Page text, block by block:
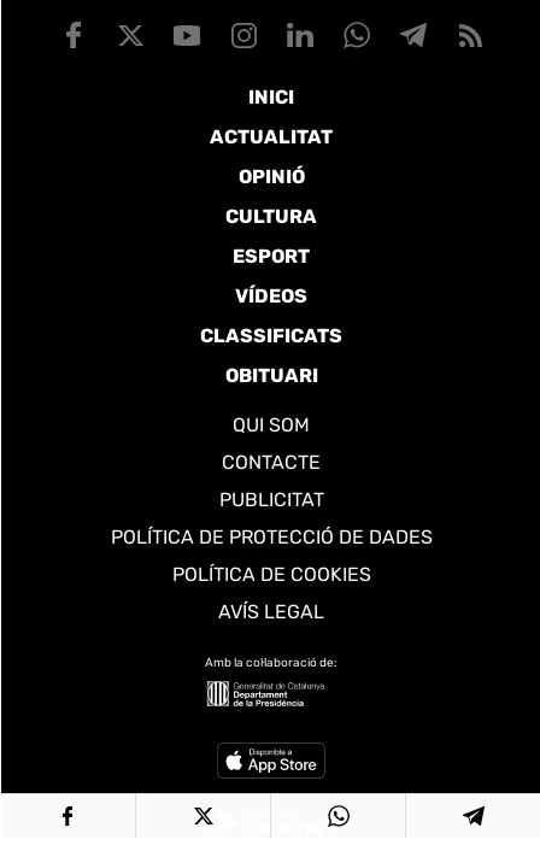
INICI
ACTUALITAT
OPINIÓ
CULTURA
ESPORT
VÍDEOS
CLASSIFICATS
OBITUARI
QUI SOM
CONTACTE
PUBLICITAT
POLÍTICA DE PROTECCIÓ DE DADES
POLÍTICA DE COOKIES
AVÍS LEGAL
Amb la col·laboració de: